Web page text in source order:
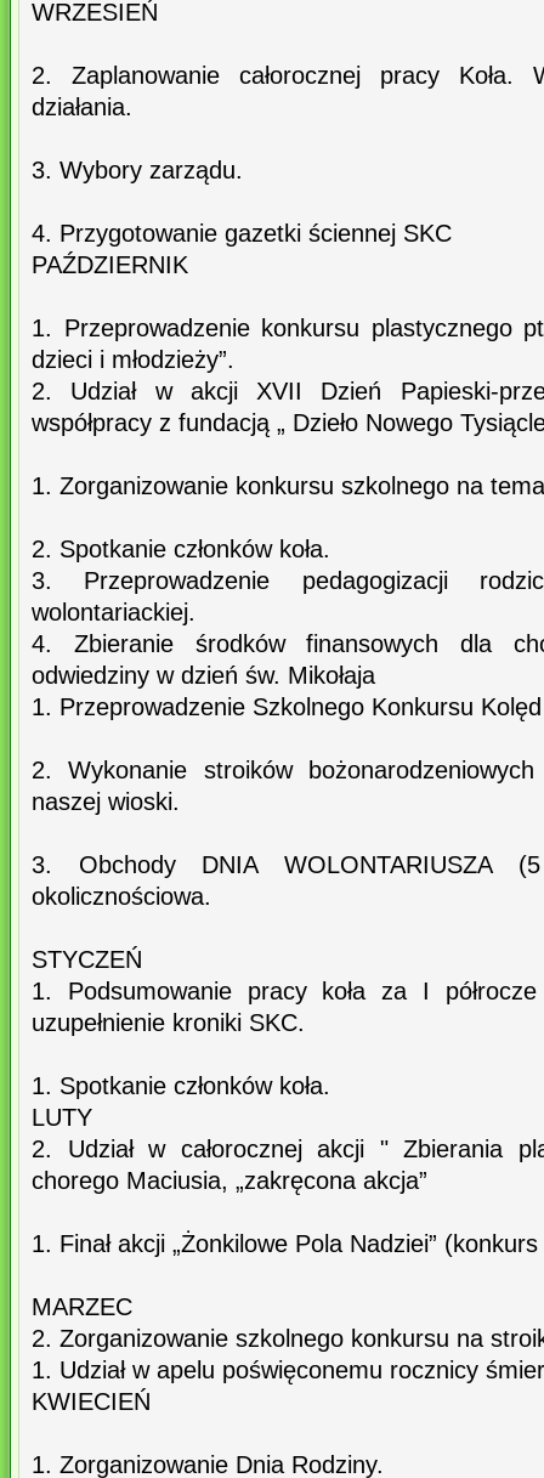
WRZESIEŃ
2. Zaplanowanie całorocznej pracy Koła.
działania.
3. Wybory zarządu.
4. Przygotowanie gazetki ściennej SKC
PAŹDZIERNIK
1. Przeprowadzenie konkursu plastycznego
dzieci i młodzieży”.
2. Udział w akcji XVII Dzień Papieski-
współpracy z fundacją „ Dzieło Nowego
1. Zorganizowanie konkursu szkolnego na
2. Spotkanie członków koła.
3. Przeprowadzenie pedagogizacji
wolontariackiej.
4. Zbieranie środków finansowych dla
odwiedziny w dzień św. Mikołaja
1. Przeprowadzenie Szkolnego Konkursu
2. Wykonanie stroików
naszej wioski.
3. Obchody DNIA WOLONTARIUSZA
okolicznościowa.
STYCZEŃ
1. Podsumowanie pracy koła za I półrocze
uzupełnienie kroniki SKC.
1. Spotkanie członków koła.
LUTY
2. Udział w całorocznej akcji " Zbierania
chorego Maciusia, „zakręcona akcja”
1. Finał akcji „Żonkilowe Pola Nadziei”
MARZEC
2. Zorganizowanie szkolnego konkursu na
1. Udział w apelu poświęconemu rocznicy
KWIECIEŃ
1. Zorganizowanie Dnia Rodziny.